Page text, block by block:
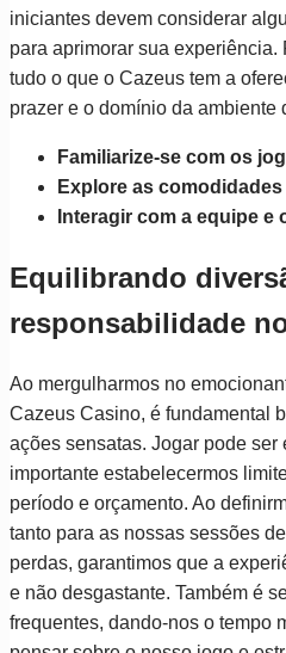
iniciantes devem considerar
para aprimorar sua
tudo o que o Cazeus tem a
prazer e o domínio da ambiente
Familiarize-se com os
Explore as comodidades
Interagir com a equipe e
Equilibrando
responsabilidade
Ao mergulharmos no
Cazeus Casino, é fundamental
ações sensatas. Jogar pode ser
importante estabelecermos
período e orçamento. Ao
tanto para as nossas sessões
perdas, garantimos que a
e não desgastante. Também é
frequentes, dando-nos o tempo